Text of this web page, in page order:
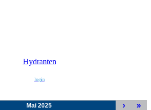
Hydranten
login
Mai 2025 › »